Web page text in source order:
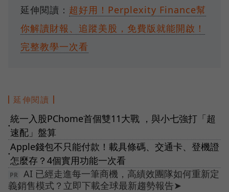
延伸閱讀： 超好用！Perplexity Finance幫
你解讀財報、追蹤美股，免費版就能開啟！
完整教學一次看
延伸閱讀
●
統一入股PChome首個雙11大戰 ，與小七強打「超
速配」盤算
●
Apple錢包不只能付款！載具條碼、交通卡、登機證
怎麼存？4個實用功能一次看
AI 已經走進每一筆商機，高績效團隊如何重新定
義銷售模式？立即下載全球最新趨勢報告➤